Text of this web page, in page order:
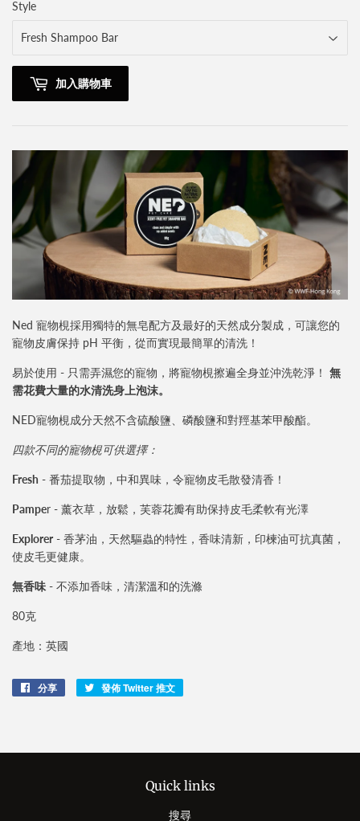
Style
加入購物車
Ned 寵物梘採用獨特的無皂配方及最好的天然成分製成，可讓您的
寵物皮膚保持 pH 平衡，從而實現最簡單的清洗！
易於使用 - 只需弄濕您的寵物，將寵物梘擦遍全身並沖洗乾淨！ 無
需花費大量的水清洗身上泡沫。
NED寵物梘成分天然不含硫酸鹽、磷酸鹽和對羥基苯甲酸酯。
四款不同的寵物梘可供選擇：
Fresh - 番茄提取物，中和異味，令寵物皮毛散發清香！
Pamper - 薰衣草，放鬆，芙蓉花瓣有助保持皮毛柔軟有光澤
Explorer - 香茅油，天然驅蟲的特性，香味清新，印楝油可抗真菌，
使皮毛更健康。
無香味 - 不添加香味，清潔溫和的洗滌
80克
產地：英國
分享 發佈 Twitter 推文
文
Quick links
搜尋